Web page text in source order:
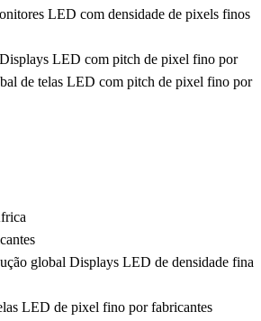
LED com densidade de pixels finos
LED com pitch de pixel fino por
de telas LED com pitch de pixel fino por
global Displays LED de densidade fina
LED de pixel fino por fabricantes